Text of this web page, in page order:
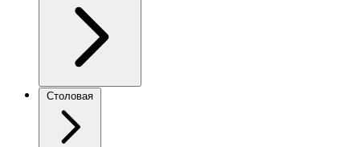
Столовая